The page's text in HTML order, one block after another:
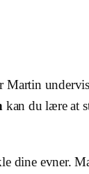
Martin
kan du lære at
dine evner.